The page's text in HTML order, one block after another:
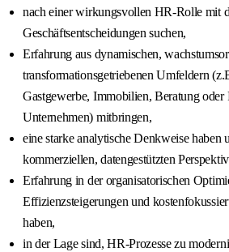
nach einer wirkungsvollen HR-Rolle mit
Geschäftsentscheidungen suchen,
Erfahrung aus dynamischen,
transformationsgetriebenen Umfeldern
Gastgewerbe, Immobilien, Beratung oder
Unternehmen) mitbringen,
eine starke analytische Denkweise haben
kommerziellen, datengestützten
Erfahrung in der organisatorischen
Effizienzsteigerungen und
haben,
in der Lage sind, HR-Prozesse zu